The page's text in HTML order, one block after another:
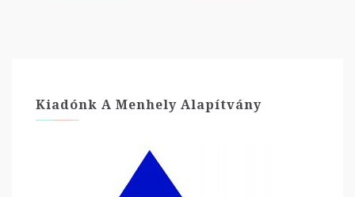
Kiadónk A Menhely Alapítvány